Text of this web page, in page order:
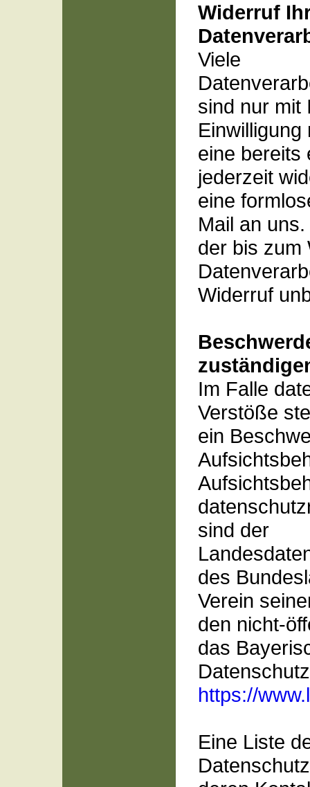
Widerruf
Viele
sind nur mit
Einwilligung
eine bereits
jederzeit
eine
Mail an
der bis zum
Widerruf
Im Falle
Verstöße
ein
sind der
des
Verein
den nicht-
das
https://
Eine Liste